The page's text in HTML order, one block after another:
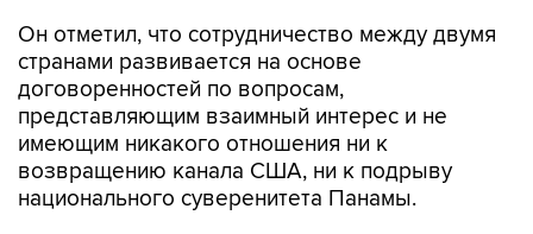
Он отметил, что сотрудничество между двумя
странами развивается на основе
договоренностей по вопросам,
представляющим взаимный интерес и не
имеющим никакого отношения ни к
возвращению канала США, ни к подрыву
национального суверенитета Панамы.